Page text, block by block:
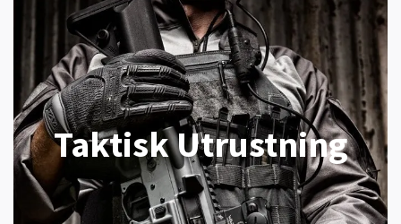
Taktisk Utrustning